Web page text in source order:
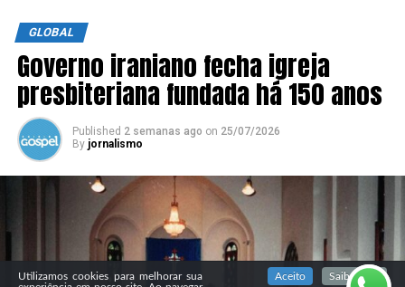
SIGA NOSSAS REDES SOCIAIS
GLOBAL
Governo iraniano fecha igreja
presbiteriana fundada há 150 anos
Published 2 semanas ago on 25/07/2026
By jornalismo
Utilizamos cookies para melhorar sua
Aceito Saiba mais